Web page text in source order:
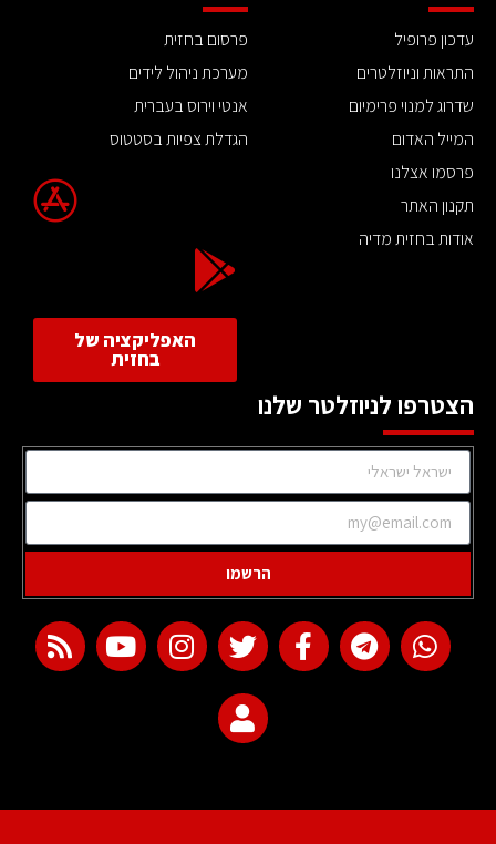
עדכון פרופיל
התראות וניוזלטרים
שדרוג למנוי פרימיום
המייל האדום
פרסמו אצלנו
תקנון האתר
אודות בחזית מדיה
פרסום בחזית
מערכת ניהול לידים
אנטי וירוס בעברית
הגדלת צפיות בסטטוס
האפליקציה של
בחזית
הצטרפו לניוזלטר שלנו
הרשמו